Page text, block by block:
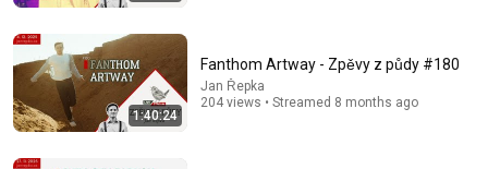
1:40:24
Fanthom Artway - Zpěvy z půdy #180
Jan Řepka
204 views • Streamed 8 months ago